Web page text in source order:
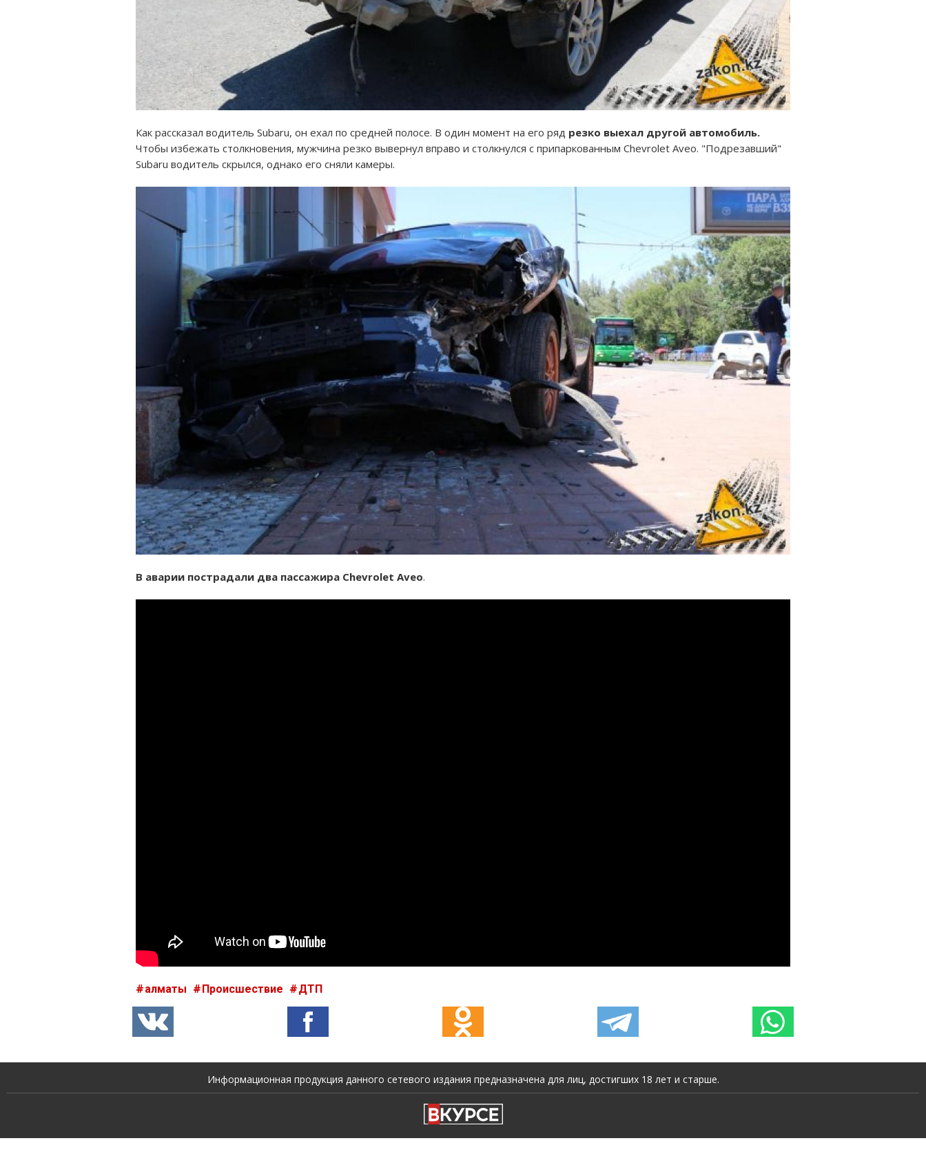
Как рассказал водитель Subaru, он ехал по средней полосе. В один момент на его ряд резко выехал другой автомобиль.
Чтобы избежать столкновения, мужчина резко вывернул вправо и столкнулся с припаркованным Chevrolet Aveo. "Подрезавший"
Subaru водитель скрылся, однако его сняли камеры.
В аварии пострадали два пассажира Chevrolet Aveo.
алматы Происшествие ДТП
Информационная продукция данного сетевого издания предназначена для лиц, достигших 18 лет и старше.